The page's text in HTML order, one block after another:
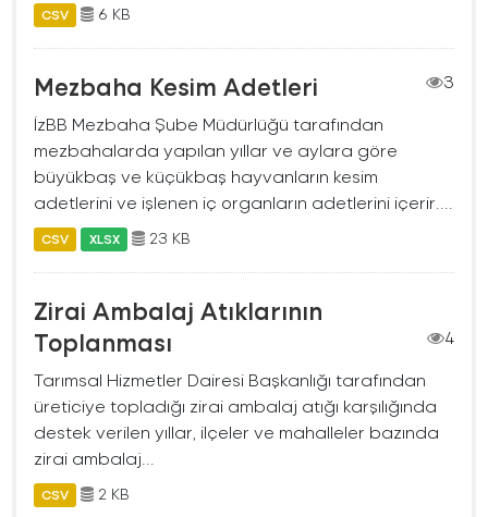
CSV 6 KB
Mezbaha Kesim Adetleri
3
İzBB Mezbaha Şube Müdürlüğü tarafından
mezbahalarda yapılan yıllar ve aylara göre
büyükbaş ve küçükbaş hayvanların kesim
adetlerini ve işlenen iç organların adetlerini içerir....
CSV XLSX 23 KB
Zirai Ambalaj Atıklarının
Toplanması
4
Tarımsal Hizmetler Dairesi Başkanlığı tarafından
üreticiye topladığı zirai ambalaj atığı karşılığında
destek verilen yıllar, ilçeler ve mahalleler bazında
zirai ambalaj...
CSV 2 KB